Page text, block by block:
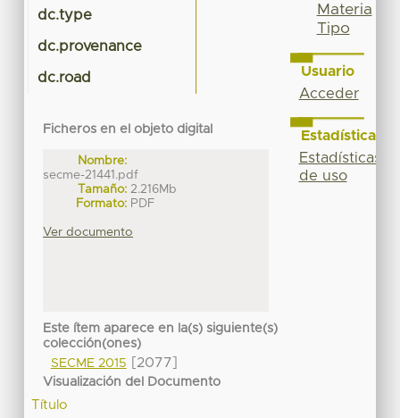
dc.type
dc.provenance
dc.road
Ficheros en el objeto digital
Nombre:
secme-21441.pdf
Tamaño: 2.216Mb
Formato: PDF
Ver documento
Este ítem aparece en la(s) siguiente(s)
colección(ones)
SECME 2015
[2077]
Visualización del Documento
Título
Materia
Tipo
Usuario
Acceder
Estadísticas
Estadísticas
de uso